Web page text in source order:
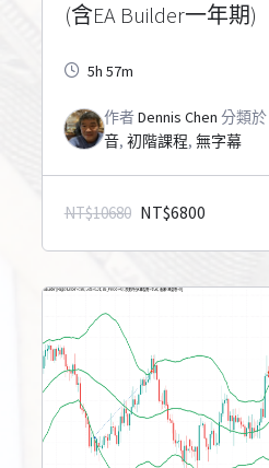
(含EA Builder一年期)
5h 57m
作者Dennis Chen 分類於
音, 初階課程, 無字幕
NT$10680 NT$6800